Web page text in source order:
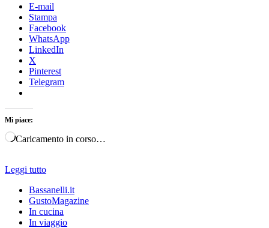
E-mail
Stampa
Facebook
WhatsApp
LinkedIn
X
Pinterest
Telegram
Mi piace:
Caricamento in corso…
Leggi tutto
Bassanelli.it
GustoMagazine
In cucina
In viaggio